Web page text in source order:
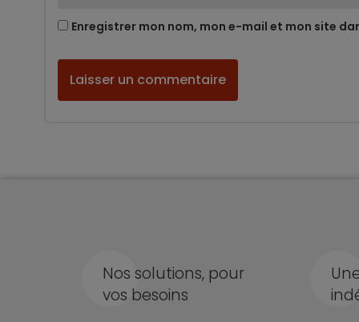
Enregistrer mon nom, mon e-mail et mon site
Nos solutions, pour
vos besoins